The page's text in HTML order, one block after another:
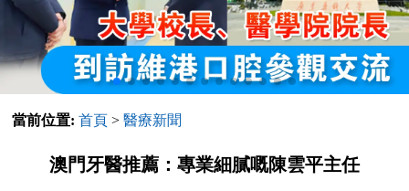
收費標準 change standard
預約牙醫 contact us
當前位置: 首頁 >醫療新聞
澳門牙醫推薦：專業細膩嘅陳雲平主任